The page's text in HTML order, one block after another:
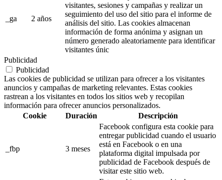
_ga 2 años
visitantes, sesiones y campañas y realizar un
seguimiento del uso del sitio para el informe de
análisis del sitio. Las cookies almacenan
información de forma anónima y asignan un
número generado aleatoriamente para identificar
visitantes únic
Publicidad
Publicidad
Las cookies de publicidad se utilizan para ofrecer a los visitantes
anuncios y campañas de marketing relevantes. Estas cookies
rastrean a los visitantes en todos los sitios web y recopilan
información para ofrecer anuncios personalizados.
Cookie
Duración Descripción
_fbp 3 meses
Facebook configura esta cookie para
entregar publicidad cuando el usuario
está en Facebook o en una
plataforma digital impulsada por
publicidad de Facebook después de
visitar este sitio web.